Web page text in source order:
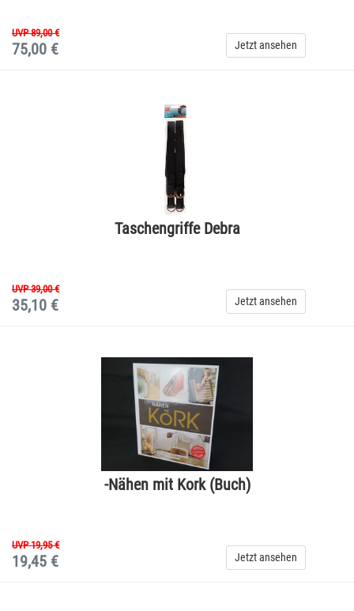
UVP 89,00 €
75,00 € Jetzt ansehen
Taschengriffe Debra
UVP 39,00 €
35,10 € Jetzt ansehen
-Nähen mit Kork (Buch)
UVP 19,95 €
19,45 € Jetzt ansehen